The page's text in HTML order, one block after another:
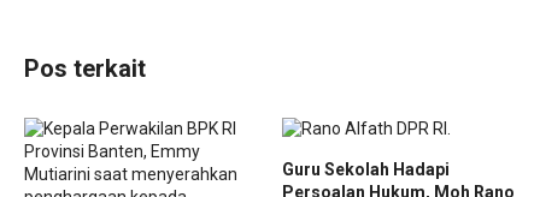
Pos terkait
Guru Sekolah Hadapi
Persoalan Hukum, Moh Rano